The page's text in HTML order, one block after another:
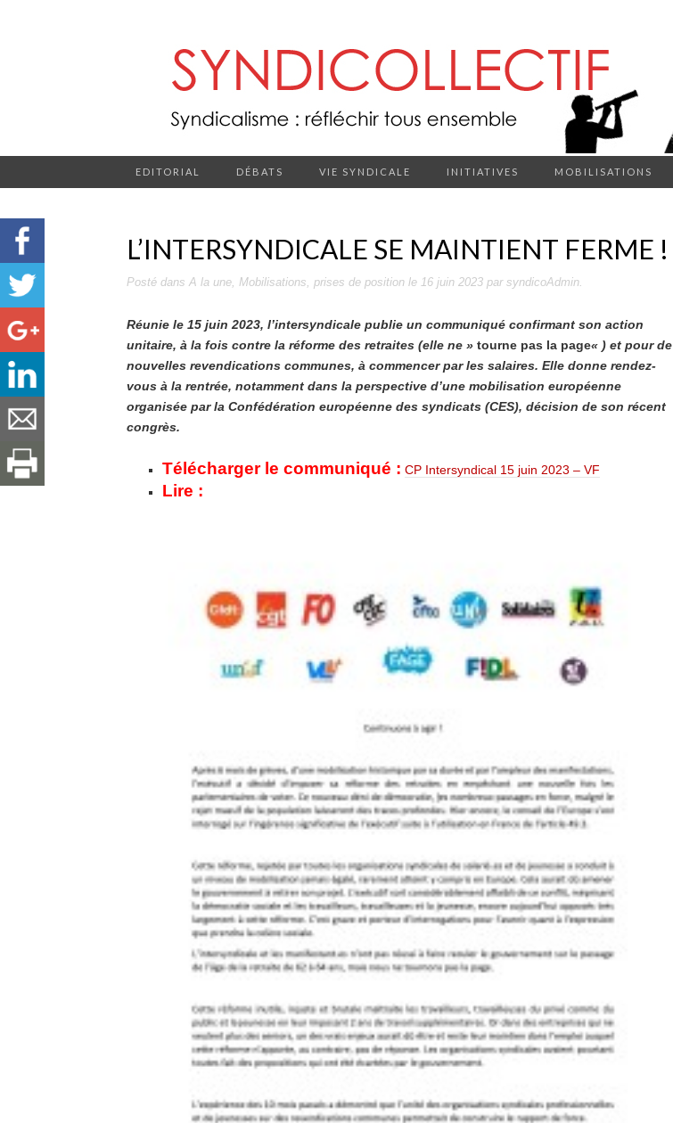
EDITORIAL DÉBATS VIE SYNDICALE INITIATIVES MOBILISATIONS
L’INTERSYNDICALE SE MAINTIENT FERME !
Posté dans A la une, Mobilisations, prises de position le 16 juin 2023 par syndicoAdmin.
Réunie le 15 juin 2023, l’intersyndicale publie un communiqué confirmant son action
unitaire, à la fois contre la réforme des retraites (elle ne » tourne pas la page« ) et pour de
nouvelles revendications communes, à commencer par les salaires. Elle donne rendez-
vous à la rentrée, notamment dans la perspective d’une mobilisation européenne
organisée par la Confédération européenne des syndicats (CES), décision de son récent
congrès.
Télécharger le communiqué : CP Intersyndical 15 juin 2023 – VF
Lire :